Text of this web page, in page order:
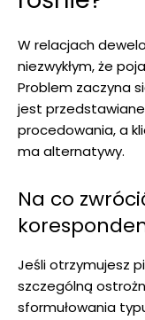
W relacjach
niezwykłym, że
Problem zaczyna
jest
procedowania, a
ma alternatywy.
Na co
Jeśli otrzymujesz
szczególną
sformułowania